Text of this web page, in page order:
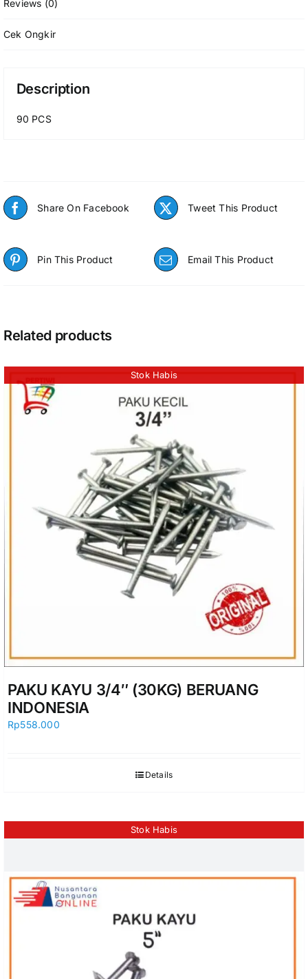
Reviews (0)
Cek Ongkir
Description
90 PCS
Share On Facebook Tweet This Product
Pin This Product Email This Product
Related products
Stok Habis
PAKU KAYU 3/4″ (30KG) BERUANG
INDONESIA
Rp558.000
Details
Stok Habis